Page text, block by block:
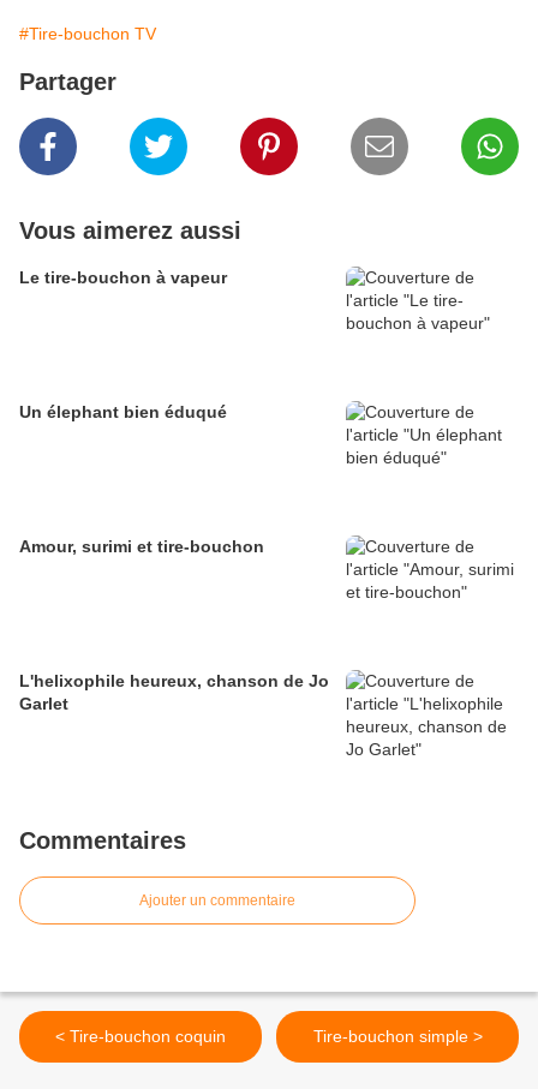
#Tire-bouchon TV
Partager
Vous aimerez aussi
Le tire-bouchon à vapeur
Un élephant bien éduqué
Amour, surimi et tire-bouchon
L'helixophile heureux, chanson de Jo
Garlet
Commentaires
Ajouter un commentaire
< Tire-bouchon coquin Tire-bouchon simple >